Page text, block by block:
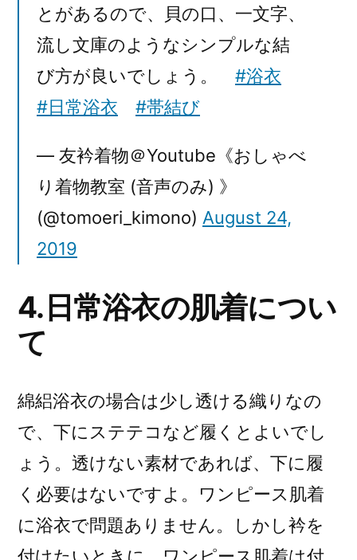
とがあるので、貝の口、一文字、
流し文庫のようなシンプルな結
び方が良いでしょう。 #浴衣
#日常浴衣
#帯結び
— 友衿着物＠Youtube《おしゃべ
り着物教室 (音声のみ) 》
(@tomoeri_kimono) August 24,
2019
4.日常浴衣の肌着につい
て
綿絽浴衣の場合は少し透ける織りなの
で、下にステテコなど履くとよいでし
ょう。透けない素材であれば、下に履
く必要はないですよ。ワンピース肌着
に浴衣で問題ありません。しかし衿を
付けたいときに、ワンピース肌着は付